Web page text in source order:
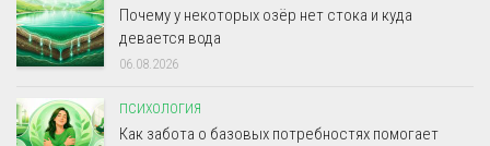
Почему у некоторых озёр нет стока и куда
девается вода
06.08.2026
ПСИХОЛОГИЯ
Как забота о базовых потребностях помогает